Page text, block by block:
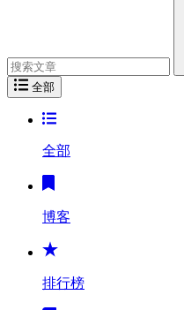
全部
全部
博客
排行榜